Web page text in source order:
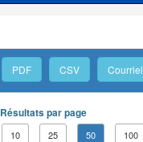
PDF CSV Courriel
Résultats par page
10 25 50 100